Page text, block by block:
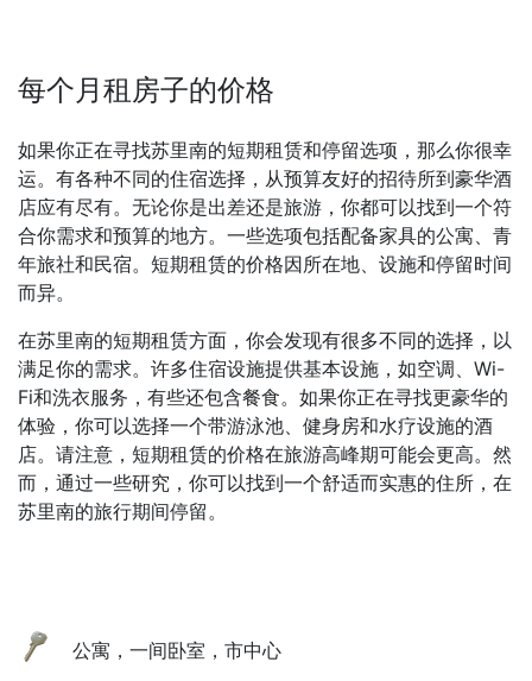
每个月租房子的价格
如果你正在寻找苏里南的短期租赁和停留选项，那么你很幸
运。有各种不同的住宿选择，从预算友好的招待所到豪华酒
店应有尽有。无论你是出差还是旅游，你都可以找到一个符
合你需求和预算的地方。一些选项包括配备家具的公寓、青
年旅社和民宿。短期租赁的价格因所在地、设施和停留时间
而异。
在苏里南的短期租赁方面，你会发现有很多不同的选择，以
满足你的需求。许多住宿设施提供基本设施，如空调、Wi-
Fi和洗衣服务，有些还包含餐食。如果你正在寻找更豪华的
体验，你可以选择一个带游泳池、健身房和水疗设施的酒
店。请注意，短期租赁的价格在旅游高峰期可能会更高。然
而，通过一些研究，你可以找到一个舒适而实惠的住所，在
苏里南的旅行期间停留。
公寓，一间卧室，市中心